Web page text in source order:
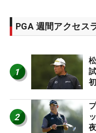
PGA 週間アクセス
1
2